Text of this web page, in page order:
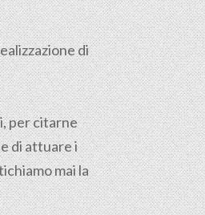
di
per citarne
di attuare i
mai la